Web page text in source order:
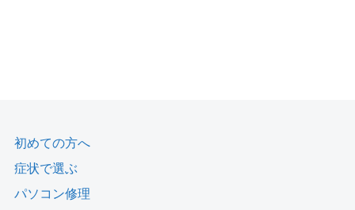
初めての方へ
症状で選ぶ
パソコン修理